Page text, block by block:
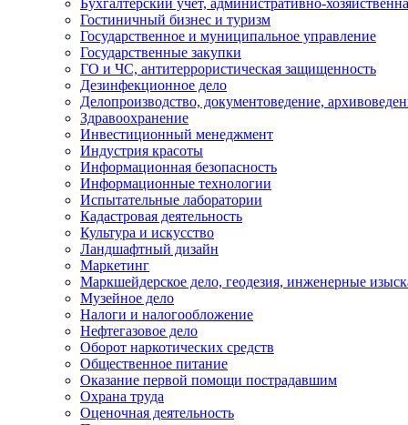
Бухгалтерский учет, административно-
Гостиничный бизнес и туризм
Государственное и муниципальное управление
Государственные закупки
ГО и ЧС, антитеррористическая защищенность
Дезинфекционное дело
Делопроизводство, документоведение,
Здравоохранение
Инвестиционный менеджмент
Индустрия красоты
Информационная безопасность
Информационные технологии
Испытательные лаборатории
Кадастровая деятельность
Культура и искусство
Ландшафтный дизайн
Маркетинг
Маркшейдерское дело, геодезия, инженерные
Музейное дело
Налоги и налогообложение
Нефтегазовое дело
Оборот наркотических средств
Общественное питание
Оказание первой помощи пострадавшим
Охрана труда
Оценочная деятельность